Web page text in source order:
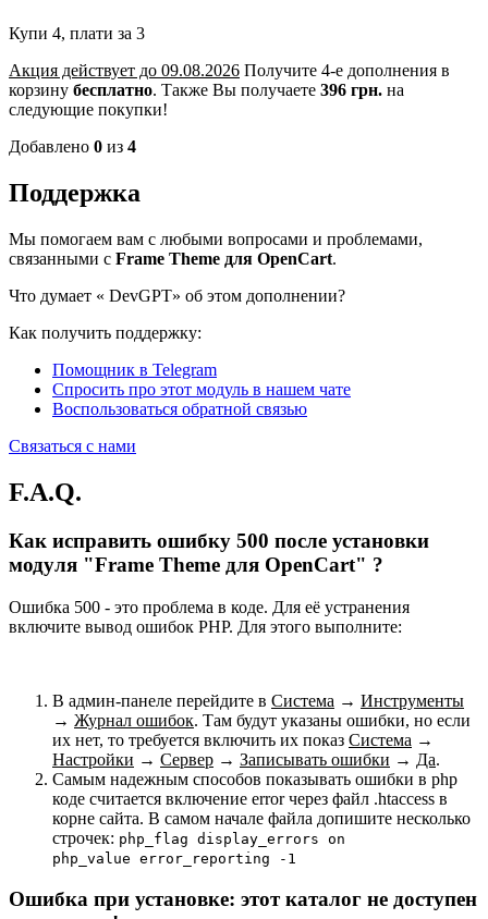
Купи 4, плати за 3
Акция действует до 09.08.2026 Получите 4-е дополнения в
корзину бесплатно. Также Вы получаете 396 грн. на
следующие покупки!
Добавлено 0 из 4
Поддержка
Мы помогаем вам с любыми вопросами и проблемами,
связанными с Frame Theme для OpenCart.
Что думает « DevGPT» об этом дополнении?
Как получить поддержку:
Помощник в Telegram
Спросить про этот модуль в нашем чате
Воспользоваться обратной связью
Связаться с нами
F.A.Q.
Как исправить ошибку 500 после установки
модуля "Frame Theme для OpenCart" ?
Ошибка 500 - это проблема в коде. Для её устранения
включите вывод ошибок PHP. Для этого выполните:
В админ-панеле перейдите в Система → Инструменты
→ Журнал ошибок. Там будут указаны ошибки, но если
их нет, то требуется включить их показ Система →
Настройки → Сервер → Записывать ошибки → Да.
Самым надежным способов показывать ошибки в php
коде считается включение error через файл .htaccess в
корне сайта. В самом начале файла допишите несколько
строчек: php_flag display_errors on
php_value error_reporting -1
Ошибка при установке: этот каталог не доступен